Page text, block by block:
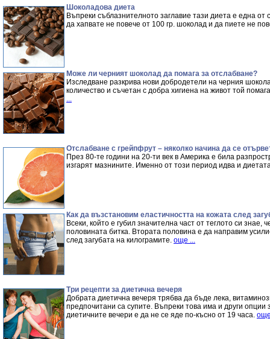
Шоколадова диета
Въпреки съблазнителното заглавие тази диета е една от
да хапвате не повече от 100 гр. шоколад и да пиете не
Може ли черният шоколад да помага за отслабване?
Изследване разкрива нови добродетели на черния
количество и съчетан с добра хигиена на живот той
...
Отслабване с грейпфрут – няколко начина да се
През 80-те години на 20-ти век в Америка е била
изгарят мазнините. Именно от този период идва и
Как да възстановим еластичността на кожата след
Всеки, който е губил значителна част от теглото си знае,
половината битка. Втората половина е да направим
след загубата на килограмите. още ...
Три рецепти за диетична вечеря
Добрата диетична вечеря трябва да бъде лека,
предпочитани са супите. Въпреки това има и други
диетичните вечери е да не се яде по-късно от 19 часа.